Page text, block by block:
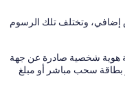
وتختلف تلك الرسوم
هوية شخصية صادرة عن جهة
بطاقة سحب مباشر أو مبلغ